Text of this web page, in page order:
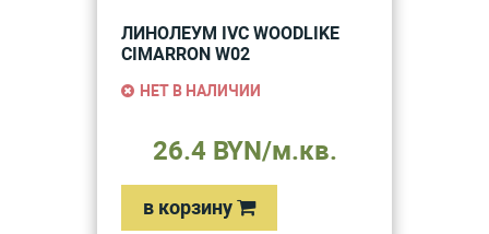
ЛИНОЛЕУМ IVC WOODLIKE
CIMARRON W02
НЕТ В НАЛИЧИИ
26.4 BYN/м.кв.
в корзину